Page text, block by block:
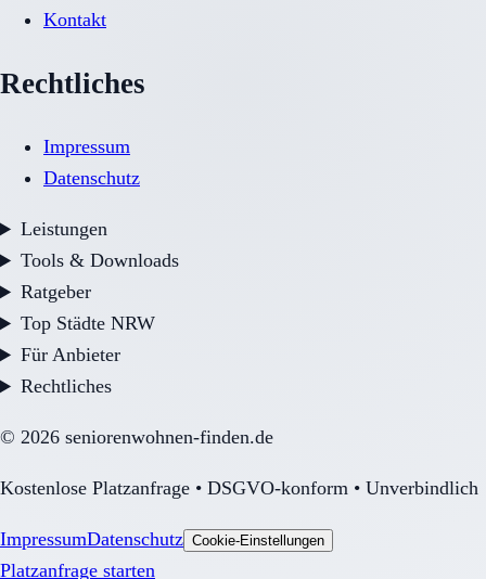
Kontakt
Rechtliches
Impressum
Datenschutz
Leistungen
Tools & Downloads
Ratgeber
Top Städte NRW
Für Anbieter
Rechtliches
© 2026 seniorenwohnen-finden.de
Kostenlose Platzanfrage • DSGVO-konform • Unverbindlich
ImpressumDatenschutz Cookie-Einstellungen
Platzanfrage starten